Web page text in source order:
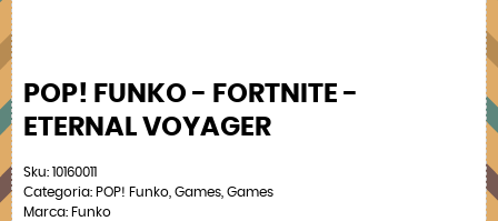
POP! FUNKO - FORTNITE -
ETERNAL VOYAGER
Sku: 10160011
Categoria: POP! Funko Games Games
Marca: Funko